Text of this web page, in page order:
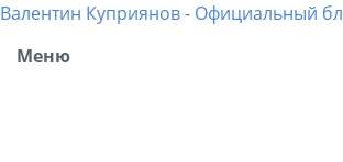
Валентин Куприянов - Официальный
Меню